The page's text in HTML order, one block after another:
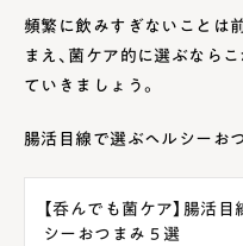
頻繁に飲みすぎないことは
まえ、菌ケア的に選ぶなら
ていきましょう。
腸活目線で選ぶヘルシーお
【呑んでも菌ケア】腸活
シーおつまみ５選